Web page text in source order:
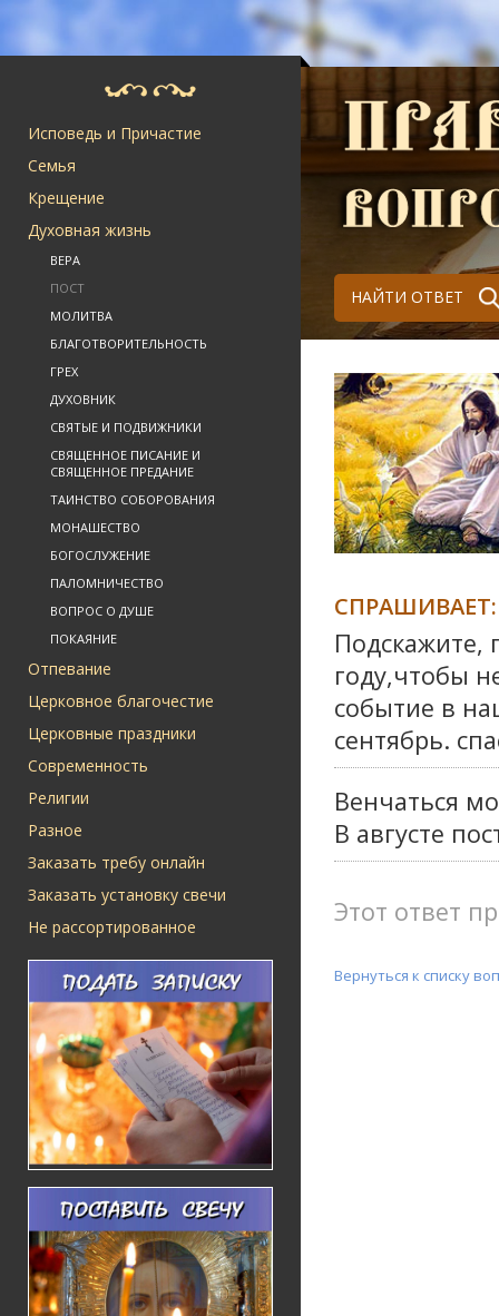
Исповедь и Причастие
Семья
Крещение
Духовная жизнь
ВЕРА
ПОСТ
МОЛИТВА
БЛАГОТВОРИТЕЛЬНОСТЬ
ГРЕХ
ДУХОВНИК
СВЯТЫЕ И ПОДВИЖНИКИ
СВЯЩЕННОЕ ПИСАНИЕ И
СВЯЩЕННОЕ ПРЕДАНИЕ
ТАИНСТВО СОБОРОВАНИЯ
МОНАШЕСТВО
БОГОСЛУЖЕНИЕ
ПАЛОМНИЧЕСТВО
ВОПРОС О ДУШЕ
ПОКАЯНИЕ
Отпевание
Церковное благочестие
Церковные праздники
Современность
Религии
Разное
Заказать требу онлайн
Заказать установку свечи
Не рассортированное
НАЙТИ ОТВЕТ
СПРАШИВАЕТ:
Подскажите,
году,чтобы
событие в
сентябрь.
Венчаться
В августе
Этот ответ
Вернуться к списку